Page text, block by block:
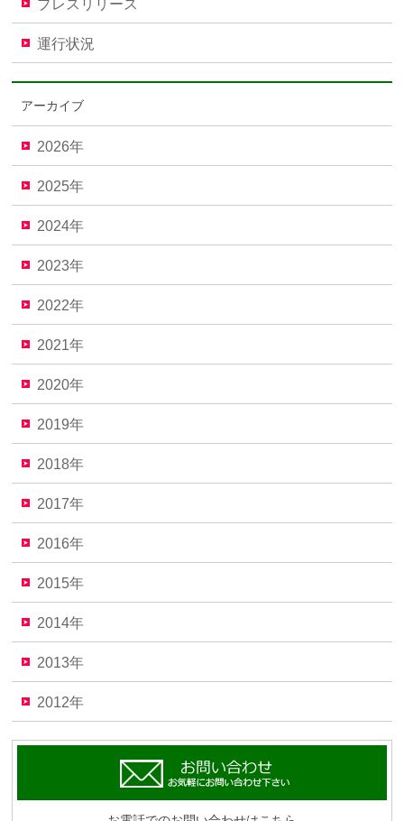
プレスリリース
運行状況
アーカイブ
2026年
2025年
2024年
2023年
2022年
2021年
2020年
2019年
2018年
2017年
2016年
2015年
2014年
2013年
2012年